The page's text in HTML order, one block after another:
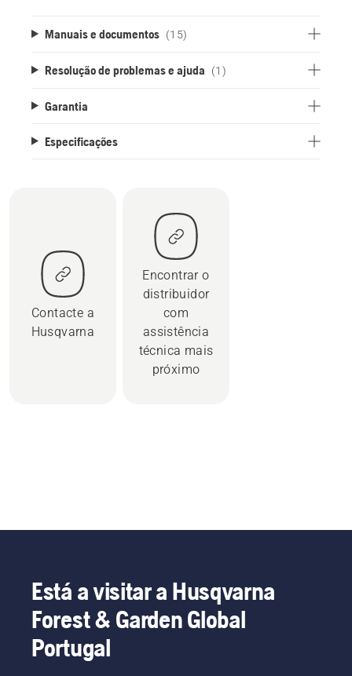
Manuais e documentos (15)
Resolução de problemas e ajuda (1)
Garantia
Especificações
Contacte a
Husqvarna
Encontrar o
distribuidor
com
assistência
técnica mais
próximo
Está a visitar a Husqvarna
Forest & Garden Global
Portugal